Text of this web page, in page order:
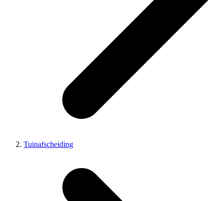
Tuinafscheiding